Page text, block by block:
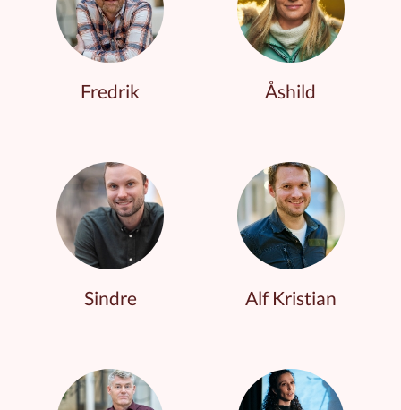
Fredrik Åshild
Sindre Alf Kristian